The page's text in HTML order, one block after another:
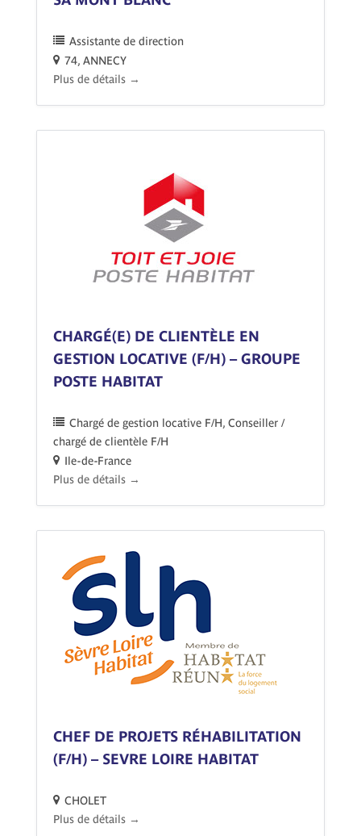
Assistante de direction
74 ANNECY
Plus de détails
CHARGÉ(E) DE CLIENTÈLE EN
GESTION LOCATIVE (F/H) – GROUPE
POSTE HABITAT
Chargé de gestion locative F/H Conseiller /
chargé de clientèle F/H
Ile-de-France
Plus de détails
CHEF DE PROJETS RÉHABILITATION
(F/H) – SEVRE LOIRE HABITAT
CHOLET
Plus de détails